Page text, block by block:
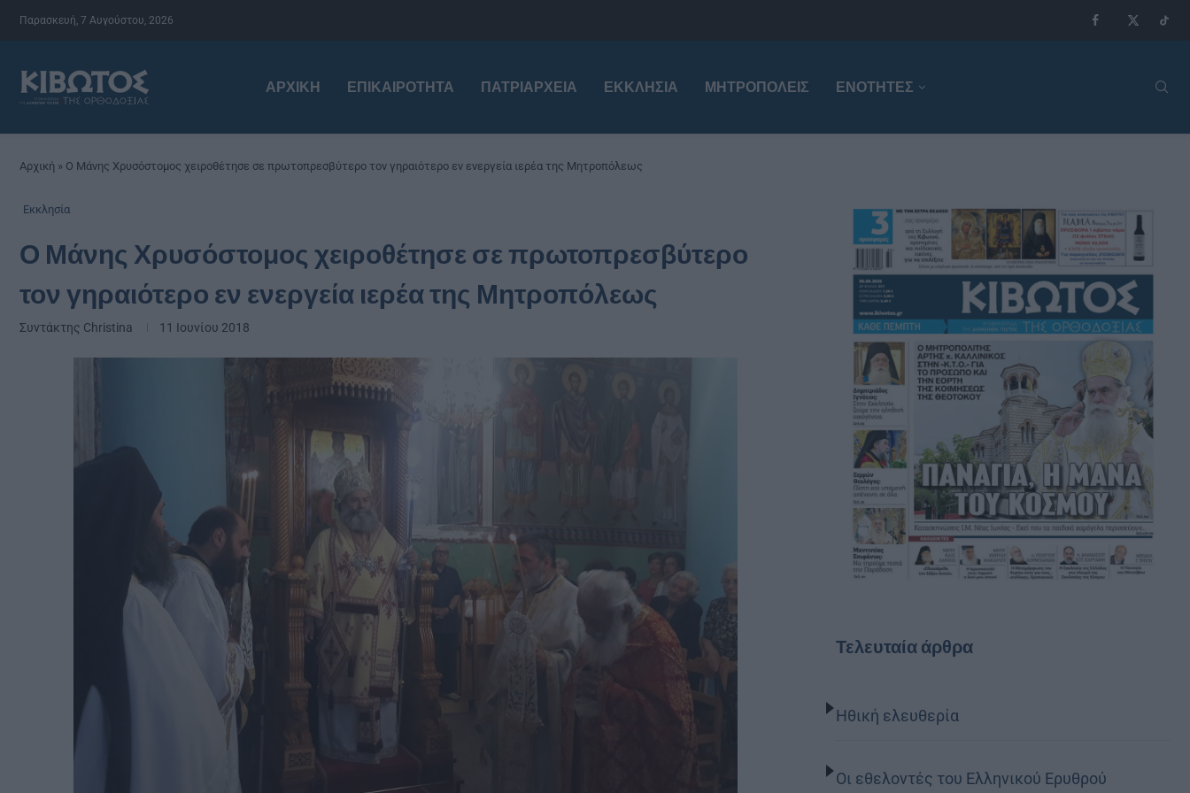
Παρασκευή, 7 Αυγούστου, 2026
ΑΡΧΙΚΉ ΕΠΙΚΑΙΡΌΤΗΤΑ ΠΑΤΡΙΑΡΧΕΊΑ ΕΚΚΛΗΣΊΑ ΜΗΤΡΟΠΌΛΕΙΣ ΕΝΟΤΗΤΕΣ
Αρχική » Ο Μάνης Χρυσόστομος χειροθέτησε σε πρωτοπρεσβύτερο τον γηραιότερο εν ενεργεία ιερέα της Μητροπόλεως
Εκκλησία
Ο Μάνης Χρυσόστομος χειροθέτησε σε πρωτοπρεσβύτερο
τον γηραιότερο εν ενεργεία ιερέα της Μητροπόλεως
Συντάκτης Christina 11 Ιουνίου 2018
Τελευταία άρθρα
Ηθική ελευθερία
Οι εθελοντές του Ελληνικού Ερυθρού